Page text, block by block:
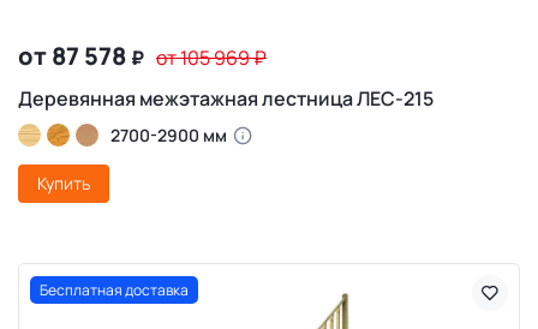
от 87 578 ₽ от 105 969₽
Деревянная межэтажная лестница ЛЕС-215
2700-2900 мм
Купить
Бесплатная доставка